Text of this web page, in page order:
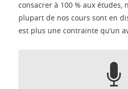
consacrer à 100 % aux études,
plupart de nos cours sont en
est plus une contrainte qu’un